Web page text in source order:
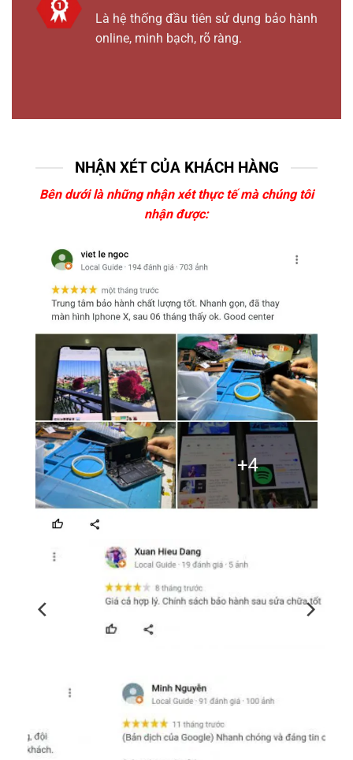
Là hệ thống đầu tiên sử dụng bảo hành
online, minh bạch, rõ ràng.
NHẬN XÉT CỦA KHÁCH HÀNG
Bên dưới là những nhận xét thực tế mà chúng tôi
nhận được: